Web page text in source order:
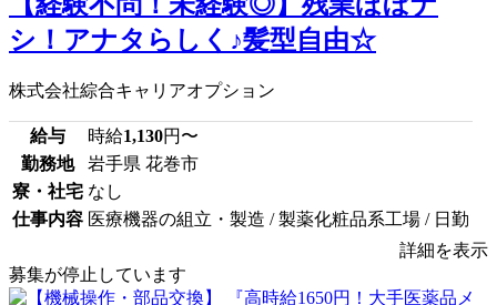
シ！アナタらしく♪髪型自由☆
株式会社綜合キャリアオプション
給与 時給1,130円〜
勤務地
岩手県 花巻市
寮・社宅 なし
仕事内容 医療機器の組立・製造 / 製薬化粧品系工場 / 日勤
詳細を表示
募集が停止しています